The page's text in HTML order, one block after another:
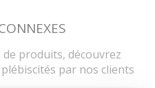
produits, découvrez
par nos clients